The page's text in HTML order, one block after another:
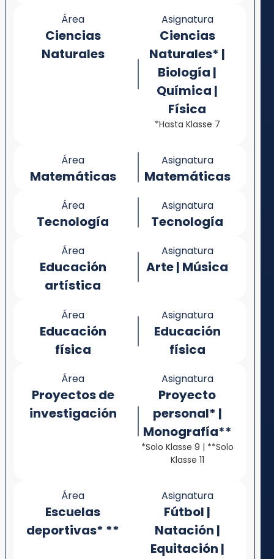
Área
Ciencias
Naturales
Asignatura
Ciencias
Naturales* |
Biología |
Química |
Física
*Hasta Klasse 7
Área
Matemáticas
Asignatura
Matemáticas
Área
Tecnología
Asignatura
Tecnología
Área
Educación
artística
Asignatura
Arte | Música
Área
Educación
física
Asignatura
Educación
física
Área
Proyectos de
investigación
Asignatura
Proyecto
personal* |
Monografía**
*Solo Klasse 9 | **Solo
Klasse 11
Área
Escuelas
deportivas* **
Asignatura
Fútbol |
Natación |
Equitación |